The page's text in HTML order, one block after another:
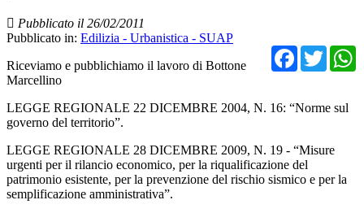
Pubblicato il 26/02/2011
Pubblicato in: Edilizia - Urbanistica - SUAP
Riceviamo e pubblichiamo il lavoro di Bottone
Marcellino
LEGGE REGIONALE 22 DICEMBRE 2004, N. 16: “Norme sul
governo del territorio”.
LEGGE REGIONALE 28 DICEMBRE 2009, N. 19 - “Misure
urgenti per il rilancio economico, per la riqualificazione del
patrimonio esistente, per la prevenzione del rischio sismico e per la
semplificazione amministrativa”.